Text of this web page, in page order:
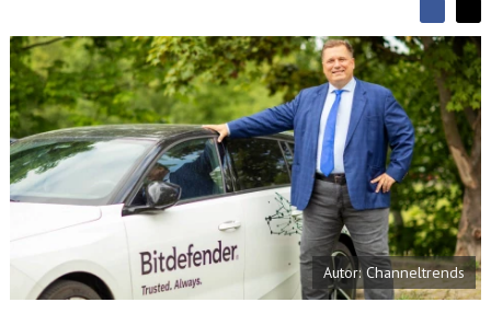
S
d
í
l
e
t
S
d
e
j
t
e
n
a
F
a
c
e
b
o
o
k
d
í
l
e
j
t
e
n
a
s
í
t
i
X
Autor: Channeltrends